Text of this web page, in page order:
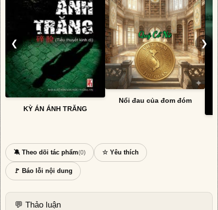
❮
KỲ ÁN ÁNH TRĂNG
Nổi đau của đom đóm
❯
🔕 Theo dõi tác phẩm(0) ☆ Yêu thích
🚩 Báo lỗi nội dung
💬 Thảo luận